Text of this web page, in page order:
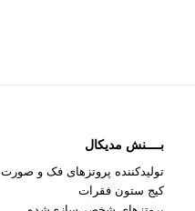
بــــنش مدیکال
تولیدکننده پروتزهای فک و صورت
کیج ستون فقرات